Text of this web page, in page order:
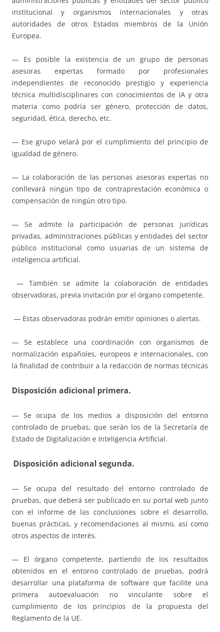
institucional y organismos internacionales y otras
autoridades de otros Estados miembros de la Unión
Europea.
— Es posible la existencia de un grupo de personas
asesoras expertas formado por profesionales
independientes de reconocido prestigio y experiencia
técnica multidisciplinares con conocimientos de IA y otra
materia como podría ser género, protección de datos,
seguridad, ética, derecho, etc.
— Ese grupo velará por el cumplimiento del principio de
igualdad de género.
— La colaboración de las personas asesoras expertas no
conllevará ningún tipo de contraprestación económica o
compensación de ningún otro tipo.
— Se admite la participación de personas jurídicas
privadas, administraciones públicas y entidades del sector
público institucional como usuarias de un sistema de
inteligencia artificial.
— También se admite la colaboración de entidades
observadoras, previa invitación por el órgano competente.
— Estas observadoras podrán emitir opiniones o alertas.
— Se establece una coordinación con organismos de
normalización españoles, europeos e internacionales, con
la finalidad de contribuir a la redacción de normas técnicas
Disposición adicional primera.
— Se ocupa de los medios a disposición del entorno
controlado de pruebas, que serán los de la Secretaría de
Estado de Digitalización e Inteligencia Artificial.
Disposición adicional segunda.
— Se ocupa del resultado del entorno controlado de
pruebas, que deberá ser publicado en su portal web junto
con el informe de las conclusiones sobre el desarrollo,
buenas prácticas, y recomendaciones al mismo, así como
otros aspectos de interés.
— El órgano competente, partiendo de los resultados
obtenidos en el entorno controlado de pruebas, podrá
desarrollar una plataforma de software que facilite una
primera autoevaluación no vinculante sobre el
cumplimiento de los principios de la propuesta del
Reglamento de la UE.